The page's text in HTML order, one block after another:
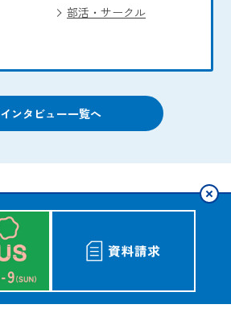
部活・サークル
インタビュー一覧へ